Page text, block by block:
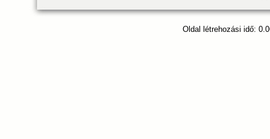
Oldal létrehozási idő: